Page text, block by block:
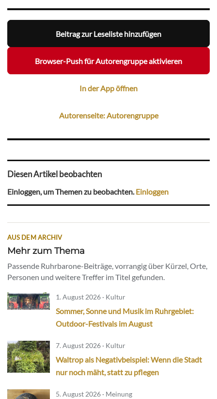
Beitrag zur Leseliste hinzufügen
Browser-Push für Autorengruppe aktivieren
In der App öffnen
Autorenseite: Autorengruppe
Diesen Artikel beobachten
Einloggen, um Themen zu beobachten. Einloggen
AUS DEM ARCHIV
Mehr zum Thema
Passende Ruhrbarone-Beiträge, vorrangig über Kürzel, Orte,
Personen und weitere Treffer im Titel gefunden.
1. August 2026 · Kultur
Sommer, Sonne und Musik im Ruhrgebiet:
Outdoor-Festivals im August
7. August 2026 · Kultur
Waltrop als Negativbeispiel: Wenn die Stadt
nur noch mäht, statt zu pflegen
5. August 2026 · Meinung